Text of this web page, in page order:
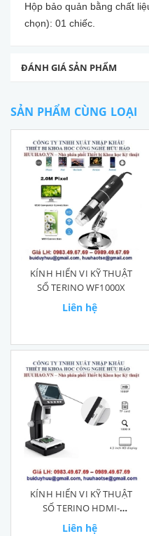
Hộp bảo quản bằng chất
chọn): 01 chiếc.
ĐÁNH GIÁ SẢN PHẨM
SẢN PHẨM CÙNG LOẠI
KÍNH HIỂN VI KỸ THUẬT
SỔ TERINO WF1000X
Liên hệ
KÍNH HIỂN VI KỸ THUẬT
SỐ TERINO HDMI-
HD1000X
Liên hệ